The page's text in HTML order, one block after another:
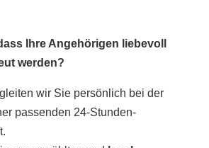
Ihre Angehörigen liebevoll
werden?
wir Sie persönlich bei der
passenden 24-Stunden-